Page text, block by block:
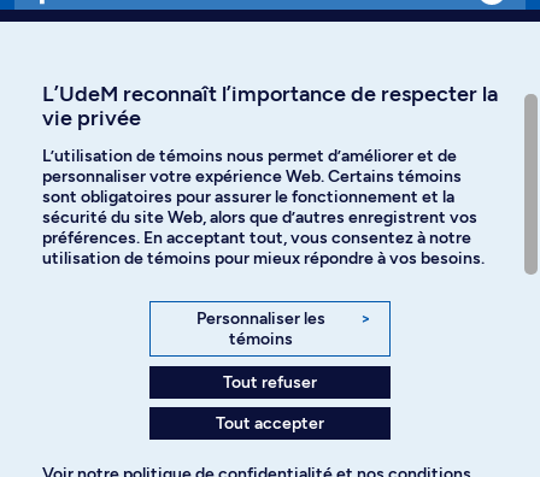
Langues
Facebook Instagram
YouTube
Politique de confidentialité
L’UdeM reconnaît l’importance de respecter la
vie privée
L’utilisation de témoins nous permet d’améliorer et de
personnaliser votre expérience Web. Certains témoins
sont obligatoires pour assurer le fonctionnement et la
sécurité du site Web, alors que d’autres enregistrent vos
préférences. En acceptant tout, vous consentez à notre
utilisation de témoins pour mieux répondre à vos besoins.
Personnaliser les
témoins
>
Tout refuser
Tout accepter